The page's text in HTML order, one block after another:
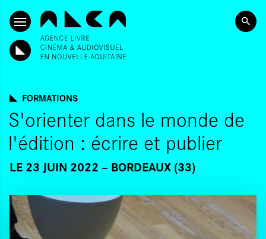
ALLER AU CONTENU PRINCIPAL
FORMATIONS
S'orienter dans le monde de
l'édition : écrire et publier
LE 23 JUIN 2022 BORDEAUX (33)